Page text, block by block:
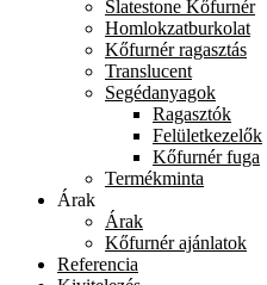
Slatestone Kőfurnér
Homlokzatburkolat
Kőfurnér ragasztás
Translucent
Segédanyagok
Ragasztók
Felületkezelők
Kőfurnér fuga
Termékminta
Árak
Árak
Kőfurnér ajánlatok
Referencia